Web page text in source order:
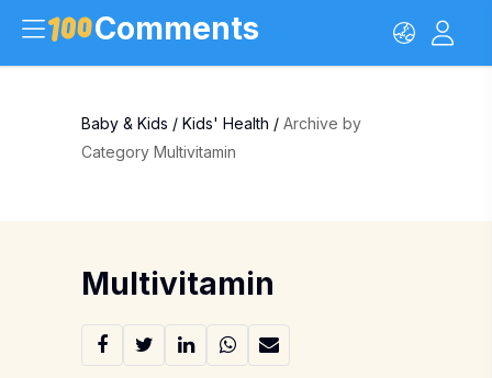
Comments
Baby & Kids / Kids' Health / Archive by
Category Multivitamin
Multivitamin